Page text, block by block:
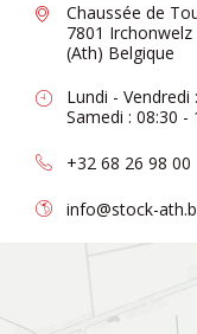
Chaussée de
7801 Irchonwelz
(Ath) Belgique
Lundi - Vendredi
Samedi : 08:30 -
+32 68 26 98 00
info@stock-